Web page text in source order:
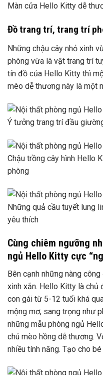
Màn cửa Hello Kitty dễ
Đồ trang trí, trang trí
Những chậu cây nhỏ xinh
phòng vừa là vật trang trí
tín đồ của Hello Kitty thì
mèo dễ thương này là một
Ý tưởng trang trí đầu
Chậu trồng cây hình Hello
phòng
Những quả cầu tuyết lung
yêu thích
Cùng chiêm ngưỡng
ngủ Hello Kitty cực
Bên cạnh những nàng
xinh xắn. Hello Kitty là chủ
con gái từ 5-12 tuổi khá
mộng mơ, sang trọng như
những mẫu phòng ngủ
chú mèo hồng dễ thương.
nhiều tính năng. Tạo cho